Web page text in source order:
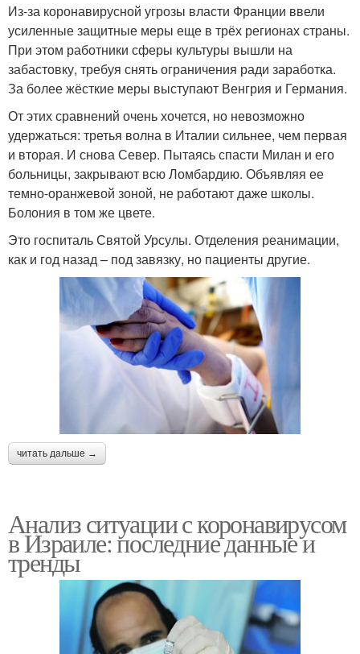
Из-за коронавирусной угрозы власти Франции ввели
усиленные защитные меры еще в трёх регионах страны.
При этом работники сферы культуры вышли на
забастовку, требуя снять ограничения ради заработка.
За более жёсткие меры выступают Венгрия и Германия.
От этих сравнений очень хочется, но невозможно
удержаться: третья волна в Италии сильнее, чем первая
и вторая. И снова Север. Пытаясь спасти Милан и его
больницы, закрывают всю Ломбардию. Объявляя ее
темно-оранжевой зоной, не работают даже школы.
Болония в том же цвете.
Это госпиталь Святой Урсулы. Отделения реанимации,
как и год назад – под завязку, но пациенты другие.
читать дальше →
Анализ ситуации с коронавирусом
в Израиле: последние данные и
тренды